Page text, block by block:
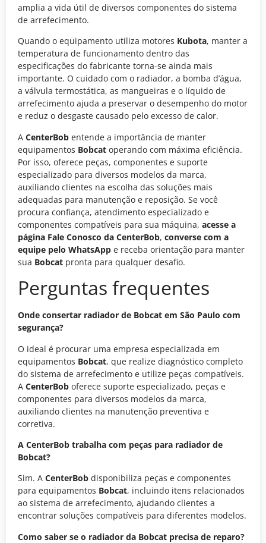
amplia a vida útil de diversos componentes do sistema
de arrefecimento.
Quando o equipamento utiliza motores Kubota, manter a
temperatura de funcionamento dentro das
especificações do fabricante torna-se ainda mais
importante. O cuidado com o radiador, a bomba d’água,
a válvula termostática, as mangueiras e o líquido de
arrefecimento ajuda a preservar o desempenho do motor
e reduz o desgaste causado pelo excesso de calor.
A CenterBob entende a importância de manter
equipamentos Bobcat operando com máxima eficiência.
Por isso, oferece peças, componentes e suporte
especializado para diversos modelos da marca,
auxiliando clientes na escolha das soluções mais
adequadas para manutenção e reposição. Se você
procura confiança, atendimento especializado e
componentes compatíveis para sua máquina, acesse a
página Fale Conosco da CenterBob, converse com a
equipe pelo WhatsApp e receba orientação para manter
sua Bobcat pronta para qualquer desafio.
Perguntas frequentes
Onde consertar radiador de Bobcat em São Paulo com
segurança?
O ideal é procurar uma empresa especializada em
equipamentos Bobcat, que realize diagnóstico completo
do sistema de arrefecimento e utilize peças compatíveis.
A CenterBob oferece suporte especializado, peças e
componentes para diversos modelos da marca,
auxiliando clientes na manutenção preventiva e
corretiva.
A CenterBob trabalha com peças para radiador de
Bobcat?
Sim. A CenterBob disponibiliza peças e componentes
para equipamentos Bobcat, incluindo itens relacionados
ao sistema de arrefecimento, ajudando clientes a
encontrar soluções compatíveis para diferentes modelos.
Como saber se o radiador da Bobcat precisa de reparo?